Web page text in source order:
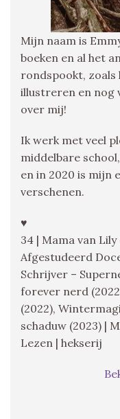
Mijn naam is
boeken en al het
rondspookt, zoals
illustreren en nog
over mij!
Ik werk met veel
middelbare
en in 2020 is mijn
verschenen.
♥
34 | Mama van
Afgestudeerd
Schrijver –
forever nerd
(2022),
schaduw (2023) |
Lezen | hekserij